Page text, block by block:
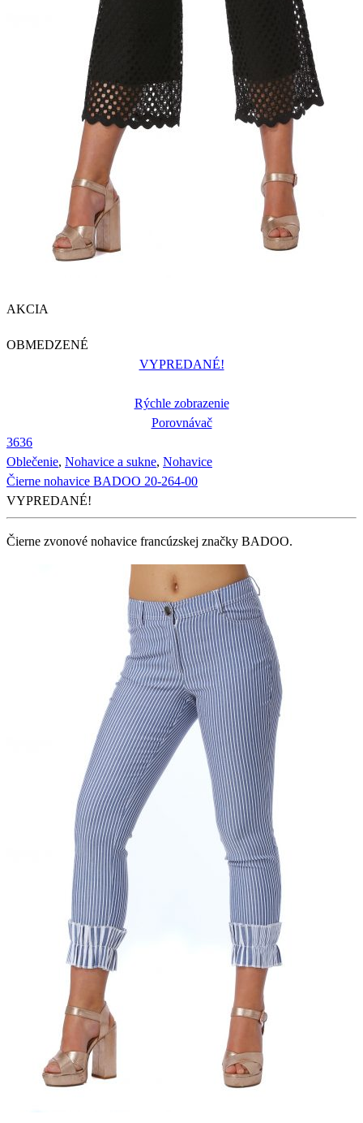
AKCIA
OBMEDZENÉ
VYPREDANÉ!
Rýchle zobrazenie
Porovnávač
3636
Oblečenie, Nohavice a sukne, Nohavice
Čierne nohavice BADOO 20-264-00
VYPREDANÉ!
Čierne zvonové nohavice francúzskej značky BADOO.